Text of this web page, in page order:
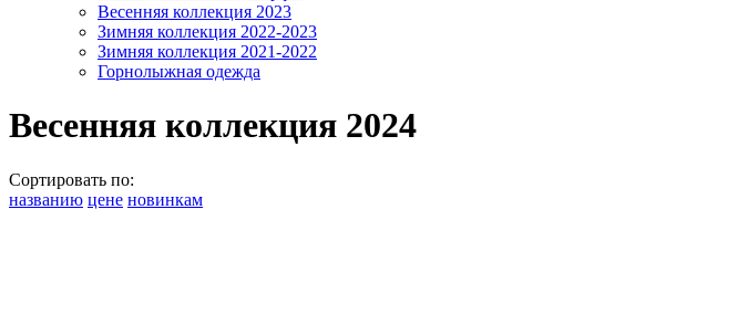
Весенняя коллекция 2023
Зимняя коллекция 2022-2023
Зимняя коллекция 2021-2022
Горнолыжная одежда
Весенняя коллекция 2024
Сортировать по:
названию цене новинкам